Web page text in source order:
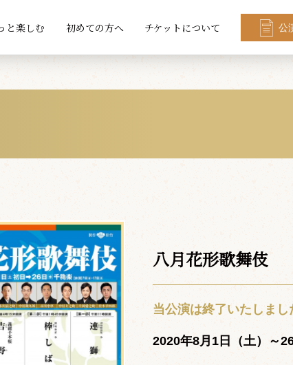
と楽しむ 初めての方へ チケットについて 公
八月花形歌舞伎
当公演は終了いたしまし
2020年8月1日（土）～26